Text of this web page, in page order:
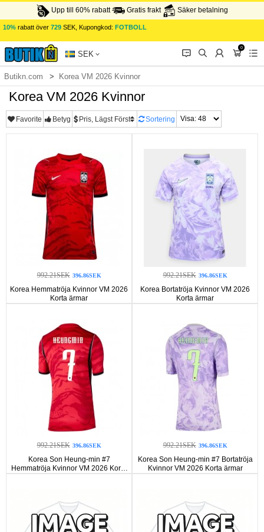
Upp till 60% rabatt Gratis frakt Säker betalning
10% rabatt över 729 SEK, Kupongkod: FOTBOLL
SEK 󰂱 󰂨 󰃳
0
󰃦 󰃖
Butikn.com Korea VM 2026 Kvinnor
Korea VM 2026 Kvinnor
Favorite Betyg Pris, Lägst Först Sortering
992.21SEK 396.86SEK
Korea Hemmatröja Kvinnor VM 2026
Korta ärmar
992.21SEK 396.86SEK
Korea Bortatröja Kvinnor VM 2026
Korta ärmar
992.21SEK 396.86SEK
Korea Son Heung-min #7
Hemmatröja Kvinnor VM 2026 Korta
ärmar
992.21SEK 396.86SEK
Korea Son Heung-min #7 Bortatröja
Kvinnor VM 2026 Korta ärmar